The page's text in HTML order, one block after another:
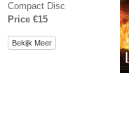
Compact Disc
Price €15
Bekijk Meer